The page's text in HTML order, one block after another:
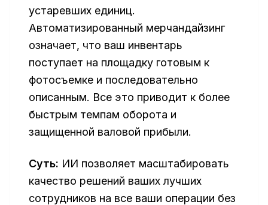
устаревших единиц.
Автоматизированный мерчандайзинг
означает, что ваш инвентарь
поступает на площадку готовым к
фотосъемке и последовательно
описанным. Все это приводит к более
быстрым темпам оборота и
защищенной валовой прибыли.
Суть: ИИ позволяет масштабировать
качество решений ваших лучших
сотрудников на все ваши операции без